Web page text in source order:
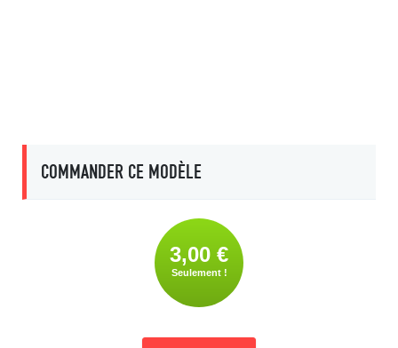
COMMANDER CE MODÈLE
3,00 €
Seulement !